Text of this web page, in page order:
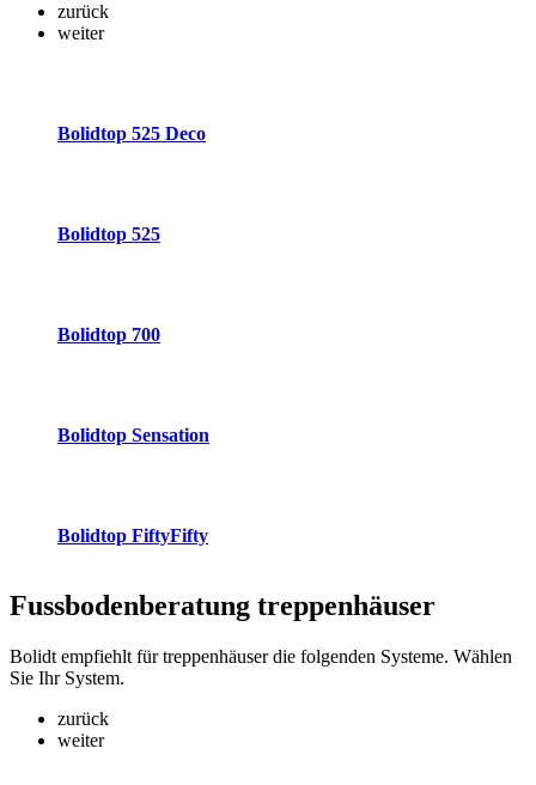
zurück
weiter
Bolidtop 525 Deco
Bolidtop 525
Bolidtop 700
Bolidtop Sensation
Bolidtop FiftyFifty
Fussbodenberatung treppenhäuser
Bolidt empfiehlt für treppenhäuser die folgenden Systeme. Wählen
Sie Ihr System.
zurück
weiter